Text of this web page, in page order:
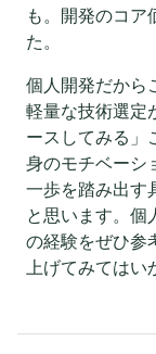
も。開発のコア
た。
個人開発だから
軽量な技術選定
ースしてみる」
身のモチベーシ
一歩を踏み出す
と思います。個
の経験をぜひ参
上げてみてはい